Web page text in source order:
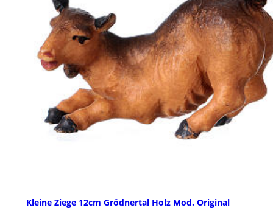
Kleine Ziege 12cm Grödnertal Holz Mod. Original